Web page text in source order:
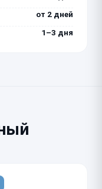
от 2 дней
1–3 дня